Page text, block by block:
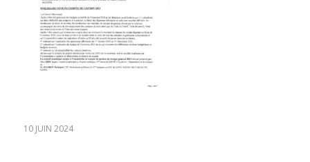
10 JUIN 2024